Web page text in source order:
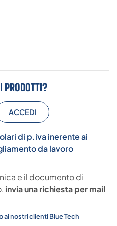
PRODOTTI?
ACCEDI
di p.iva inerente ai
da lavoro
e il documento di
invia una richiesta per mail
nostri clienti Blue Tech